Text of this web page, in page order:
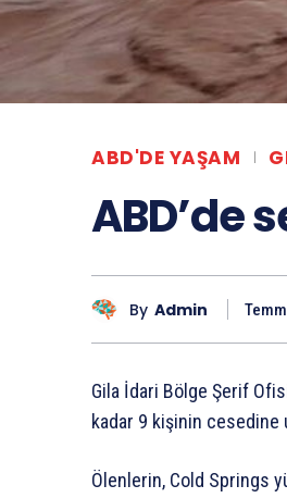
ABD'DE YAŞAM
ABD’de
By Admin
Gila İdari Bölge Şerif
kadar 9 kişinin cesedine
Ölenlerin, Cold Springs